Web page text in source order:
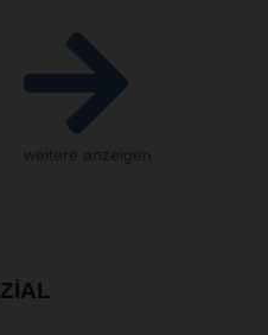
weitere anzeigen